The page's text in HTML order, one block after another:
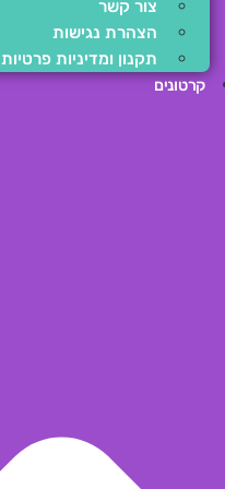
צור קשר
הצהרת נגישות
תקנון ומדיניות פרטיות
קרטונים